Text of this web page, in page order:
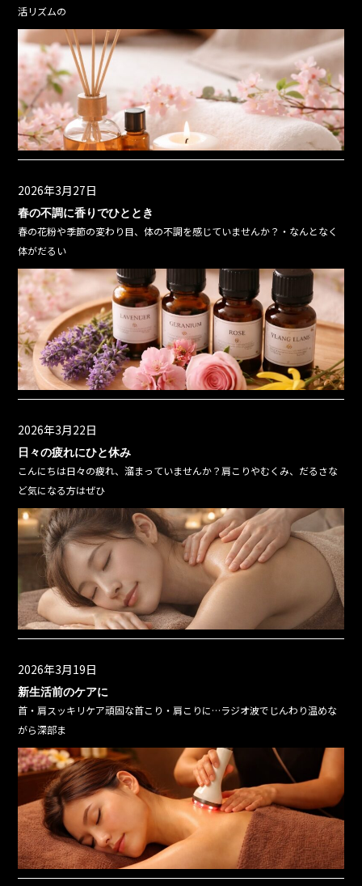
活リズムの
2026年3月27日
春の不調に香りでひととき
春の花粉や季節の変わり目、体の不調を感じていませんか？・なんとなく
体がだるい
2026年3月22日
日々の疲れにひと休み
こんにちは日々の疲れ、溜まっていませんか？肩こりやむくみ、だるさな
ど気になる方はぜひ
2026年3月19日
新生活前のケアに
首・肩スッキリケア頑固な首こり・肩こりに…ラジオ波でじんわり温めな
がら深部ま